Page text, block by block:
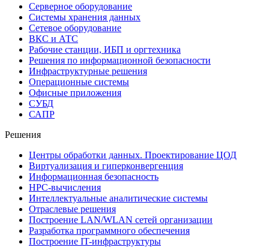
Серверное оборудование
Системы хранения данных
Сетевое оборудование
ВКС и АТС
Рабочие станции, ИБП и оргтехника
Решения по информационной безопасности
Инфраструктурные решения
Операционные системы
Офисные приложения
СУБД
САПР
Решения
Центры обработки данных. Проектирование ЦОД
Виртуализация и гиперконвергенция
Информационная безопасность
HPC-вычисления
Интеллектуальные аналитические системы
Отраслевые решения
Построение LAN/WLAN сетей организации
Разработка программного обеспечения
Построение IT-инфраструктуры